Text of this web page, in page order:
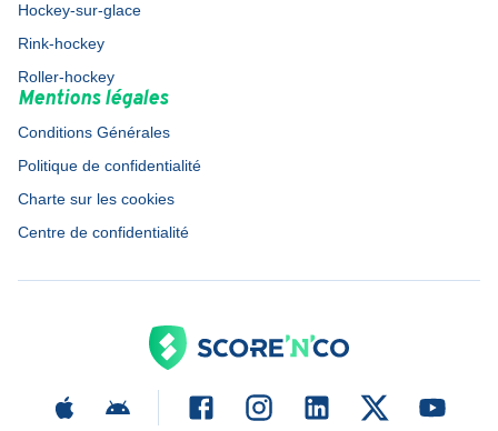
Hockey-sur-glace
Rink-hockey
Roller-hockey
Mentions légales
Conditions Générales
Politique de confidentialité
Charte sur les cookies
Centre de confidentialité